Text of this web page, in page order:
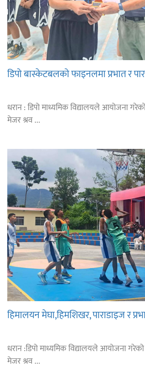
डिपो बास्केटबलको फाइनलमा प्रभात र
धरान : डिपो माध्यमिक विद्यालयले आयोजना
मेजर श्रव ...
हिमालयन मेघा,हिमशिखर, पाराडाइज र
धरान :डिपो माध्यमिक विद्यालयले आयोजना
मेजर श्रव ...